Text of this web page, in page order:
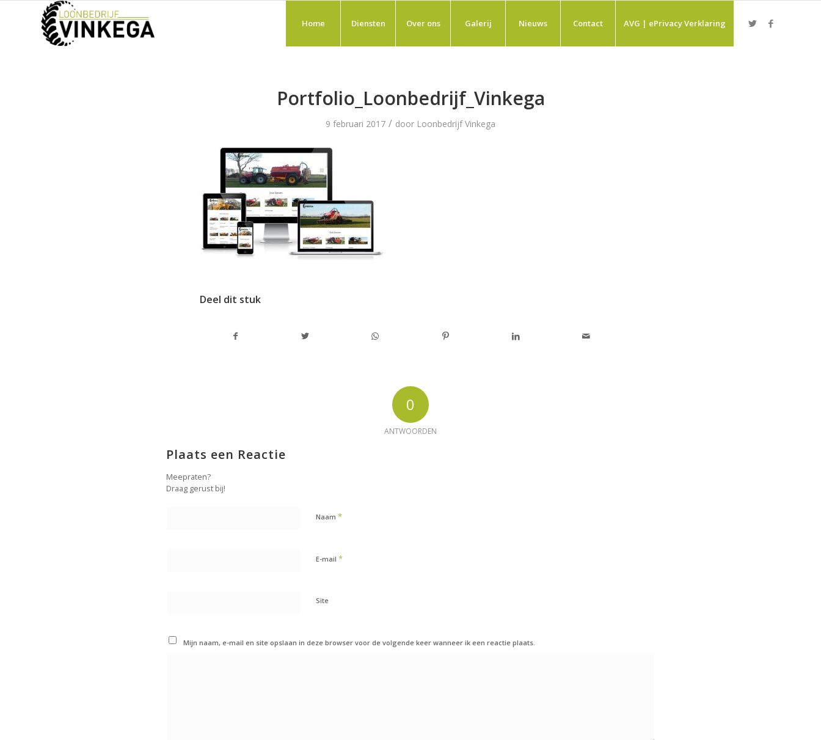
Home Diensten Over ons Galerij Nieuws Contact AVG | ePrivacy Verklaring
Portfolio_Loonbedrijf_Vinkega
9 februari 2017 / door Loonbedrijf Vinkega
Deel dit stuk
0
ANTWOORDEN
Plaats een Reactie
Meepraten?
Draag gerust bij!
Naam *
E-mail *
Site
Mijn naam, e-mail en site opslaan in deze browser voor de volgende keer wanneer ik een reactie plaats.